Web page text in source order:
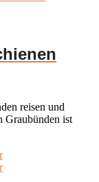
reisen und
Graubünden ist